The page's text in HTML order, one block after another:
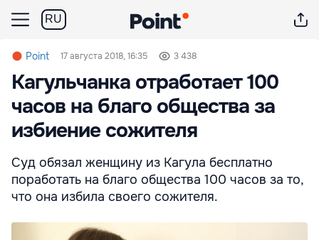
RU
Point 17 августа 2018, 16:35 3 438
Кагульчанка отработает 100
часов на благо общества за
избиение сожителя
Суд обязал женщину из Кагула бесплатно
поработать на благо общества 100 часов за то,
что она избила своего сожителя.